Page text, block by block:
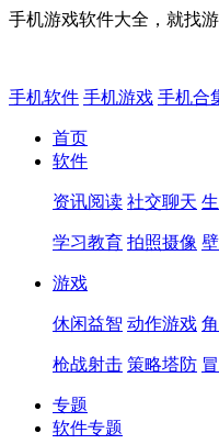
手机游戏软件大全，就找游
手机软件 手机游戏 手机合
首页
软件
资讯阅读 社交聊天
学习教育 拍照摄像
游戏
休闲益智 动作游戏
枪战射击 策略塔防
专题
软件专题